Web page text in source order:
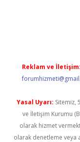
Reklam ve İletişim:
Yasal Uyarı: Sitemiz,
ve İletişim Kurumu
olarak hizmet
olarak denetleme veya